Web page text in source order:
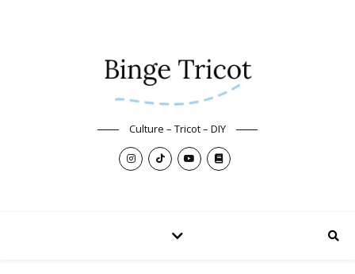
Culture – Tricot – DIY